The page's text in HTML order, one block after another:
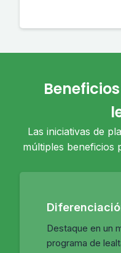
Las iniciativas de
múltiples beneficios
Destaque en un
programa de